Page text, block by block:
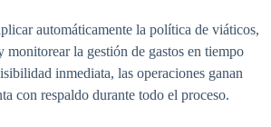
automáticamente la política de viáticos,
la gestión de gastos en tiempo
inmediata, las operaciones ganan
con respaldo durante todo el proceso.